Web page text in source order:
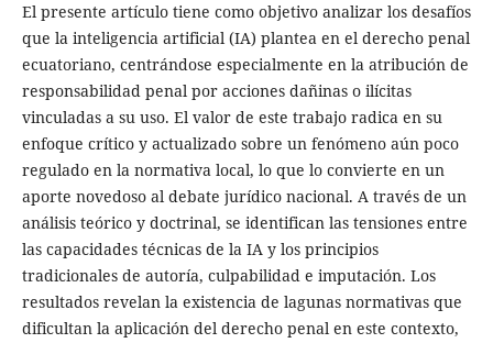
El presente artículo tiene como objetivo analizar los desafíos
que la inteligencia artificial (IA) plantea en el derecho penal
ecuatoriano, centrándose especialmente en la atribución de
responsabilidad penal por acciones dañinas o ilícitas
vinculadas a su uso. El valor de este trabajo radica en su
enfoque crítico y actualizado sobre un fenómeno aún poco
regulado en la normativa local, lo que lo convierte en un
aporte novedoso al debate jurídico nacional. A través de un
análisis teórico y doctrinal, se identifican las tensiones entre
las capacidades técnicas de la IA y los principios
tradicionales de autoría, culpabilidad e imputación. Los
resultados revelan la existencia de lagunas normativas que
dificultan la aplicación del derecho penal en este contexto,